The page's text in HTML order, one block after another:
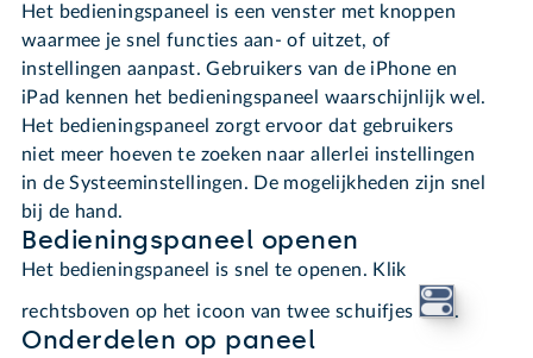
Het bedieningspaneel is een venster met knoppen
waarmee je snel functies aan- of uitzet, of
instellingen aanpast. Gebruikers van de iPhone en
iPad kennen het bedieningspaneel waarschijnlijk wel.
Het bedieningspaneel zorgt ervoor dat gebruikers
niet meer hoeven te zoeken naar allerlei instellingen
in de Systeeminstellingen. De mogelijkheden zijn snel
bij de hand.
Bedieningspaneel openen
Het bedieningspaneel is snel te openen. Klik
rechtsboven op het icoon van twee schuifjes .
Onderdelen op paneel